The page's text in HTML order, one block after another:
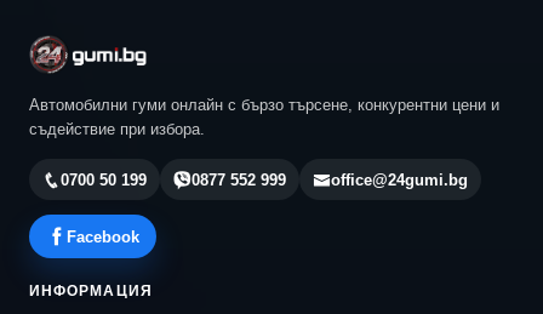
Автомобилни гуми онлайн с бързо търсене, конкурентни цени и
съдействие при избора.
0700 50 199 0877 552 999 office@24gumi.bg
Facebook
ИНФОРМАЦИЯ